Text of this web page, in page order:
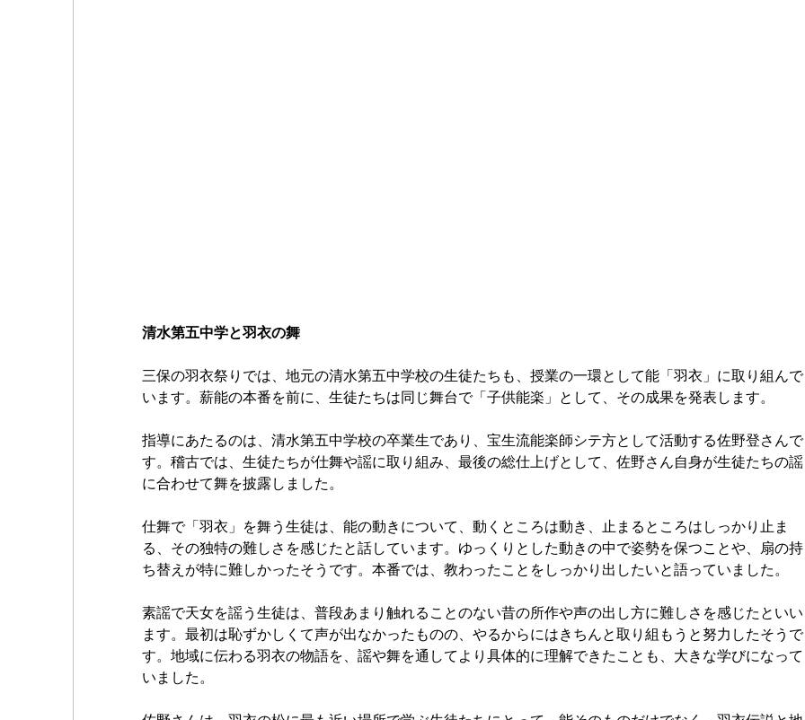
清水第五中学と羽衣の舞
三保の羽衣祭りでは、地元の清水第五中学校の生徒たちも、授業の一環として能「羽衣」に取り組んで
います。薪能の本番を前に、生徒たちは同じ舞台で「子供能楽」として、その成果を発表します。
指導にあたるのは、清水第五中学校の卒業生であり、宝生流能楽師シテ方として活動する佐野登さんで
す。稽古では、生徒たちが仕舞や謡に取り組み、最後の総仕上げとして、佐野さん自身が生徒たちの謡
に合わせて舞を披露しました。
仕舞で「羽衣」を舞う生徒は、能の動きについて、動くところは動き、止まるところはしっかり止ま
る、その独特の難しさを感じたと話しています。ゆっくりとした動きの中で姿勢を保つことや、扇の持
ち替えが特に難しかったそうです。本番では、教わったことをしっかり出したいと語っていました。
素謡で天女を謡う生徒は、普段あまり触れることのない昔の所作や声の出し方に難しさを感じたといい
ます。最初は恥ずかしくて声が出なかったものの、やるからにはきちんと取り組もうと努力したそうで
す。地域に伝わる羽衣の物語を、謡や舞を通してより具体的に理解できたことも、大きな学びになって
いました。